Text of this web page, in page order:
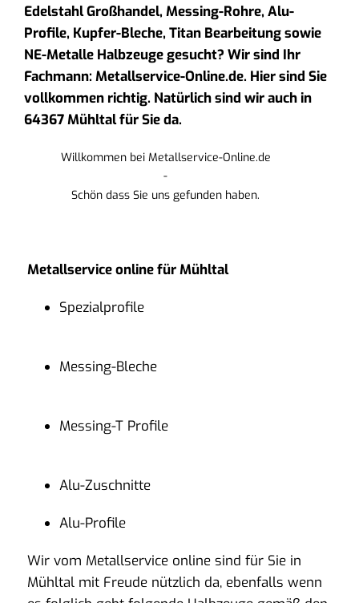
Edelstahl Großhandel, Messing-Rohre, Alu-
Profile, Kupfer-Bleche, Titan Bearbeitung sowie
NE-Metalle Halbzeuge gesucht? Wir sind Ihr
Fachmann: Metallservice-Online.de. Hier sind Sie
vollkommen richtig. Natürlich sind wir auch in
64367 Mühltal für Sie da.
Willkommen bei Metallservice-Online.de
-
Schön dass Sie uns gefunden haben.
Metallservice online für Mühltal
Spezialprofile
Messing-Bleche
Messing-T Profile
Alu-Zuschnitte
Alu-Profile
Wir vom Metallservice online sind für Sie in
Mühltal mit Freude nützlich da, ebenfalls wenn